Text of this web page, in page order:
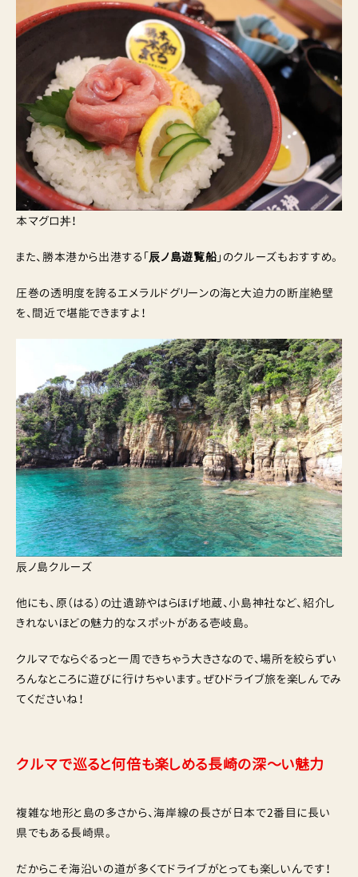
本マグロ丼！
また、勝本港から出港する「辰ノ島遊覧船 」のクルーズもおすすめ。
圧巻の透明度を誇るエメラルドグリーンの海と大迫力の断崖絶壁
を、間近で堪能できますよ！
辰ノ島クルーズ
他にも、原（はる）の辻遺跡やはらほげ地蔵、小島神社など、紹介し
きれないほどの魅力的なスポットがある壱岐島。
クルマでならぐるっと一周できちゃう大きさなので、場所を絞らずい
ろんなところに遊びに行けちゃいます。ぜひドライブ旅を楽しんでみ
てくださいね！
クルマで巡ると何倍も楽しめる長崎の深〜い魅力
複雑な地形と島の多さから、海岸線の長さが日本で2番目に長い
県でもある長崎県。
だからこそ海沿いの道が多くてドライブがとっても楽しいんです！